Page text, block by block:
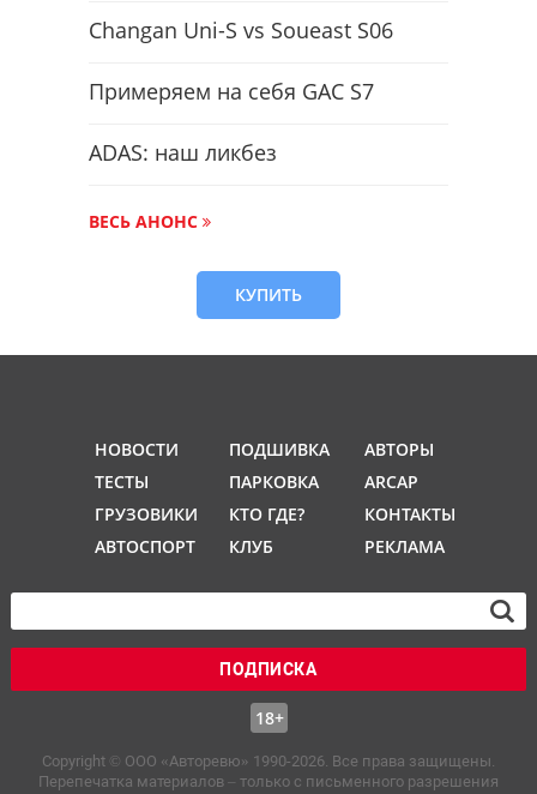
Changan Uni-S vs Soueast S06
Примеряем на себя GAC S7
ADAS: наш ликбез
ВЕСЬ АНОНС
КУПИТЬ
НОВОСТИ
ТЕСТЫ
ГРУЗОВИКИ
АВТОСПОРТ
ПОДШИВКА
ПАРКОВКА
КТО ГДЕ?
КЛУБ
АВТОРЫ
ARCAP
КОНТАКТЫ
РЕКЛАМА
ПОДПИСКА
18+
Copyright © OOO «Авторевю» 1990-2026. Все права защищены.
Перепечатка материалов – только с письменного разрешения